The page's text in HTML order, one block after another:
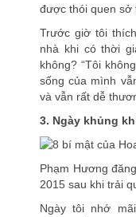
được thói quen sở
Trước giờ tôi
nhà khi có thời
không? “Tôi
sống của mình
và vẫn rất dễ
3. Ngày khủng
Phạm Hương
2015 sau khi trải
Ngày tôi nhớ